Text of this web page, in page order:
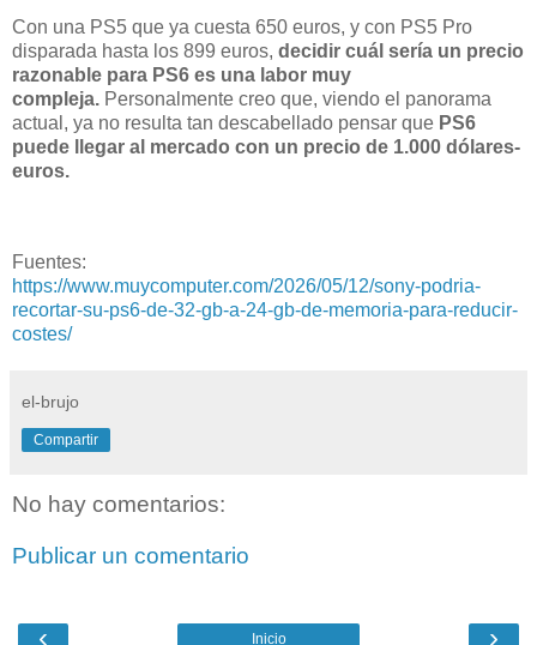
Con una PS5 que ya cuesta 650 euros, y con PS5 Pro
disparada hasta los 899 euros, decidir cuál sería un precio
razonable para PS6 es una labor muy
compleja. Personalmente creo que, viendo el panorama
actual, ya no resulta tan descabellado pensar que PS6
puede llegar al mercado con un precio de 1.000 dólares-
euros.
Fuentes:
https://www.muycomputer.com/2026/05/12/sony-podria-
recortar-su-ps6-de-32-gb-a-24-gb-de-memoria-para-reducir-
costes/
el-brujo
Compartir
No hay comentarios:
Publicar un comentario
‹ ›
Inicio